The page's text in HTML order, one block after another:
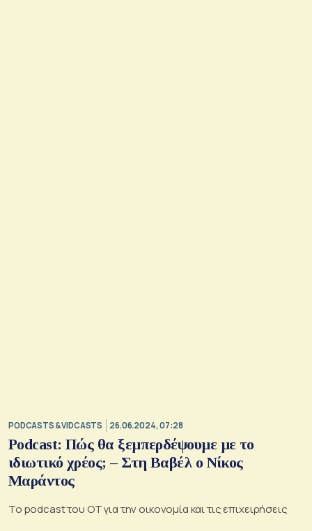
PODCASTS & VIDCASTS 26.06.2024, 07:28
Podcast: Πώς θα ξεμπερδέψουμε με το
ιδιωτικό χρέος; – Στη Βαβέλ ο Νίκος
Μαράντος
Το podcast του ΟΤ για την οικονομία και τις επιχειρήσεις